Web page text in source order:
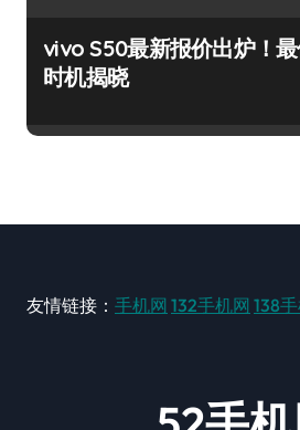
vivo S50最新报价出炉！
时机揭晓
友情链接： 手机网 132手机网 138